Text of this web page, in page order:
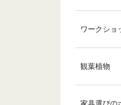
ワークショ
観葉植物
家具選びの